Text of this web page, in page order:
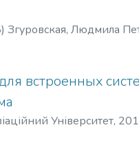
) Згуровская, Людмила
встроенных
Університет,